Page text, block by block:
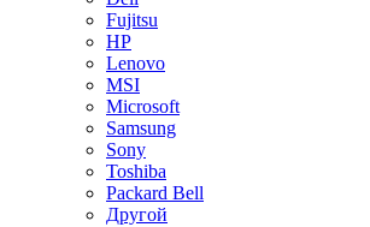
Fujitsu
HP
Lenovo
MSI
Microsoft
Samsung
Sony
Toshiba
Packard Bell
Другой